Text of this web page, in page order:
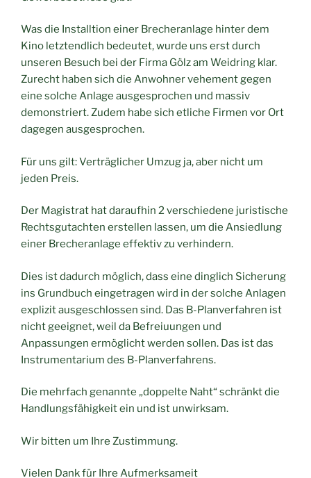
Was die Installtion einer Brecheranlage hinter dem
Kino letztendlich bedeutet, wurde uns erst durch
unseren Besuch bei der Firma Gölz am Weidring klar.
Zurecht haben sich die Anwohner vehement gegen
eine solche Anlage ausgesprochen und massiv
demonstriert. Zudem habe sich etliche Firmen vor Ort
dagegen ausgesprochen.
Für uns gilt: Verträglicher Umzug ja, aber nicht um
jeden Preis.
Der Magistrat hat daraufhin 2 verschiedene juristische
Rechtsgutachten erstellen lassen, um die Ansiedlung
einer Brecheranlage effektiv zu verhindern.
Dies ist dadurch möglich, dass eine dinglich Sicherung
ins Grundbuch eingetragen wird in der solche Anlagen
explizit ausgeschlossen sind. Das B-Planverfahren ist
nicht geeignet, weil da Befreiuungen und
Anpassungen ermöglicht werden sollen. Das ist das
Instrumentarium des B-Planverfahrens.
Die mehrfach genannte „doppelte Naht“ schränkt die
Handlungsfähigkeit ein und ist unwirksam.
Wir bitten um Ihre Zustimmung.
Vielen Dank für Ihre Aufmerksameit